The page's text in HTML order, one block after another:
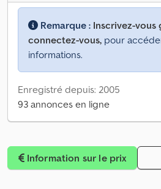
Remarque : Inscrivez-
connectez-vous, pour
informations.
Enregistré depuis: 2005
93 annonces en ligne
Information sur le prix